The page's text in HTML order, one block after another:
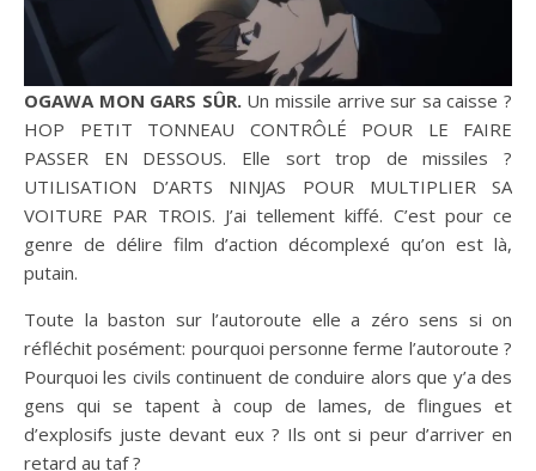
OGAWA MON GARS SÛR. Un missile arrive sur sa caisse ?
HOP PETIT TONNEAU CONTRÔLÉ POUR LE FAIRE
PASSER EN DESSOUS. Elle sort trop de missiles ?
UTILISATION D’ARTS NINJAS POUR MULTIPLIER SA
VOITURE PAR TROIS. J’ai tellement kiffé. C’est pour ce
genre de délire film d’action décomplexé qu’on est là,
putain.
Toute la baston sur l’autoroute elle a zéro sens si on
réfléchit posément: pourquoi personne ferme l’autoroute ?
Pourquoi les civils continuent de conduire alors que y’a des
gens qui se tapent à coup de lames, de flingues et
d’explosifs juste devant eux ? Ils ont si peur d’arriver en
retard au taf ?